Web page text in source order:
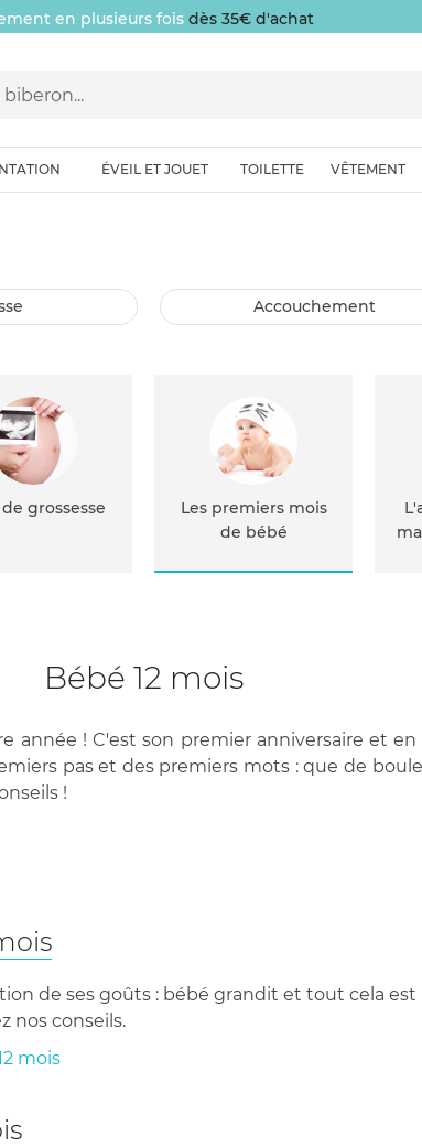
en plusieurs fois dès 35€ d'achat
ÉVEIL ET JOUET TOILETTE VÊTEMENT
accouchement
grossesse
Les premiers mois
de bébé
Bébé 12 mois
année ! C'est son premier anniversaire et
pas et des premiers mots : que de
!
de ses goûts : bébé grandit et tout cela
nos conseils.
mois